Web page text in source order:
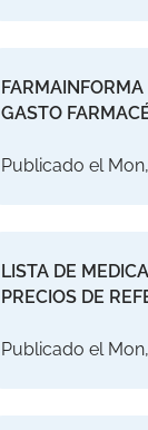
GASTO
Publicado el
LISTA DE
PRECIOS DE
Publicado el